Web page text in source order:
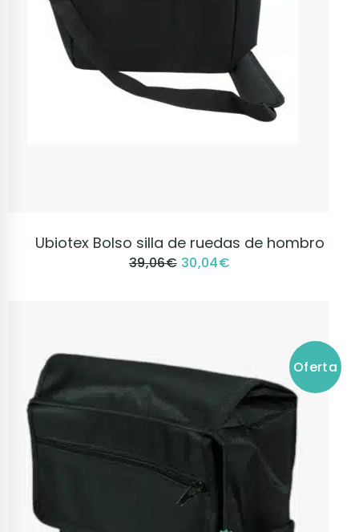
VER PRODUCTO
Ubiotex Bolso silla de ruedas de hombro
39,06€ 30,04€
Oferta